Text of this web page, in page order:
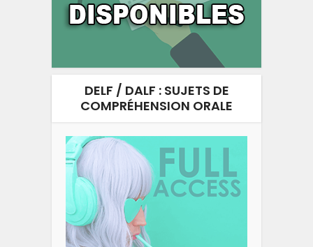
DELF / DALF : SUJETS DE
COMPRÉHENSION ORALE